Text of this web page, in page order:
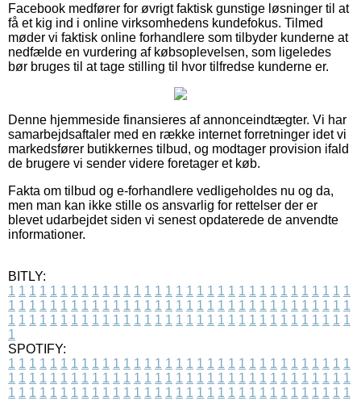
Facebook medfører for øvrigt faktisk gunstige løsninger til at
få et kig ind i online virksomhedens kundefokus. Tilmed
møder vi faktisk online forhandlere som tilbyder kunderne at
nedfælde en vurdering af købsoplevelsen, som ligeledes
bør bruges til at tage stilling til hvor tilfredse kunderne er.
Denne hjemmeside finansieres af annonceindtægter. Vi har
samarbejdsaftaler med en række internet forretninger idet vi
markedsfører butikkernes tilbud, og modtager provision ifald
de brugere vi sender videre foretager et køb.
Fakta om tilbud og e-forhandlere vedligeholdes nu og da,
men man kan ikke stille os ansvarlig for rettelser der er
blevet udarbejdet siden vi senest opdaterede de anvendte
informationer.
BITLY:
1 1 1 1 1 1 1 1 1 1 1 1 1 1 1 1 1 1 1 1 1 1 1 1 1 1 1 1 1 1 1 1 1
1 1 1 1 1 1 1 1 1 1 1 1 1 1 1 1 1 1 1 1 1 1 1 1 1 1 1 1 1 1 1 1 1
1 1 1 1 1 1 1 1 1 1 1 1 1 1 1 1 1 1 1 1 1 1 1 1 1 1 1 1 1 1 1 1 1
1
SPOTIFY:
1 1 1 1 1 1 1 1 1 1 1 1 1 1 1 1 1 1 1 1 1 1 1 1 1 1 1 1 1 1 1 1 1
1 1 1 1 1 1 1 1 1 1 1 1 1 1 1 1 1 1 1 1 1 1 1 1 1 1 1 1 1 1 1 1 1
1 1 1 1 1 1 1 1 1 1 1 1 1 1 1 1 1 1 1 1 1 1 1 1 1 1 1 1 1 1 1 1 1